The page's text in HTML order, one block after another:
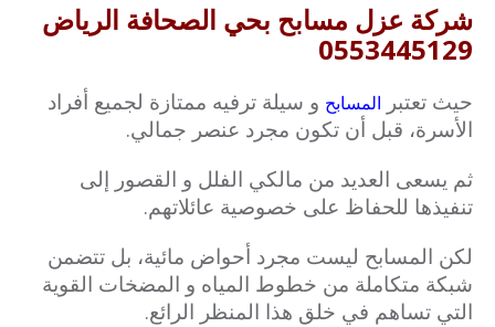
شركة عزل مسابح بحي الصحافة الرياض
0553445129
حيث تعتبر المسابح و سيلة ترفيه ممتازة لجميع أفراد
الأسرة، قبل أن تكون مجرد عنصر جمالي.
ثم يسعى العديد من مالكي الفلل و القصور إلى
تنفيذها للحفاظ على خصوصية عائلاتهم.
لكن المسابح ليست مجرد أحواض مائية، بل تتضمن
شبكة متكاملة من خطوط المياه و المضخات القوية
التي تساهم في خلق هذا المنظر الرائع.